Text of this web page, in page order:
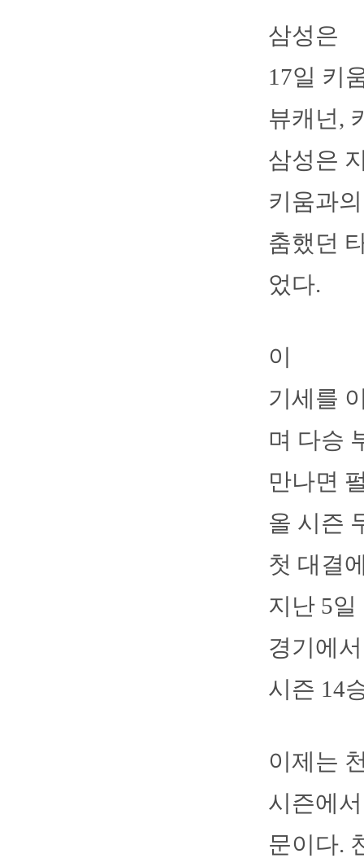
삼성은
17일 키
뷰캐넌,
삼성은
키움과
춤했던
었다.
이
기세를
며 다승
만나면
올 시즌
첫 대결
지난 5일
경기에
시즌 14
이제는
시즌에
문이다.